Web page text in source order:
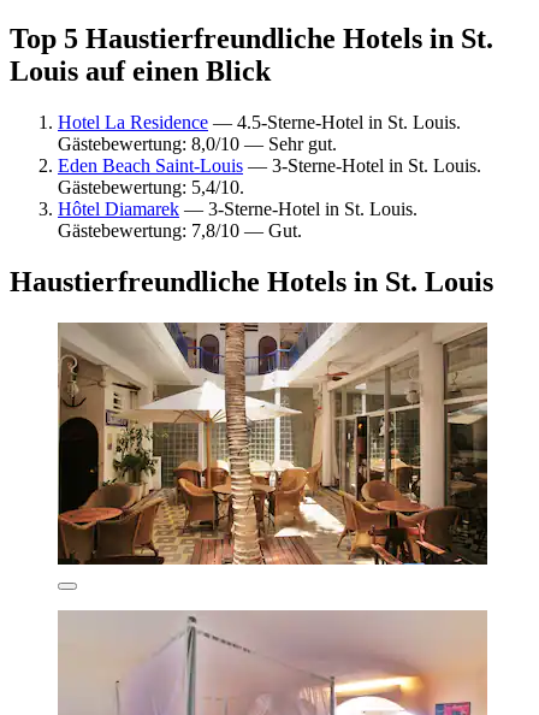
Top 5 Haustierfreundliche Hotels in St.
Louis auf einen Blick
Hotel La Residence — 4.5-Sterne-Hotel in St. Louis.
Gästebewertung: 8,0/10 — Sehr gut.
Eden Beach Saint-Louis — 3-Sterne-Hotel in St. Louis.
Gästebewertung: 5,4/10.
Hôtel Diamarek — 3-Sterne-Hotel in St. Louis.
Gästebewertung: 7,8/10 — Gut.
Haustierfreundliche Hotels in St. Louis